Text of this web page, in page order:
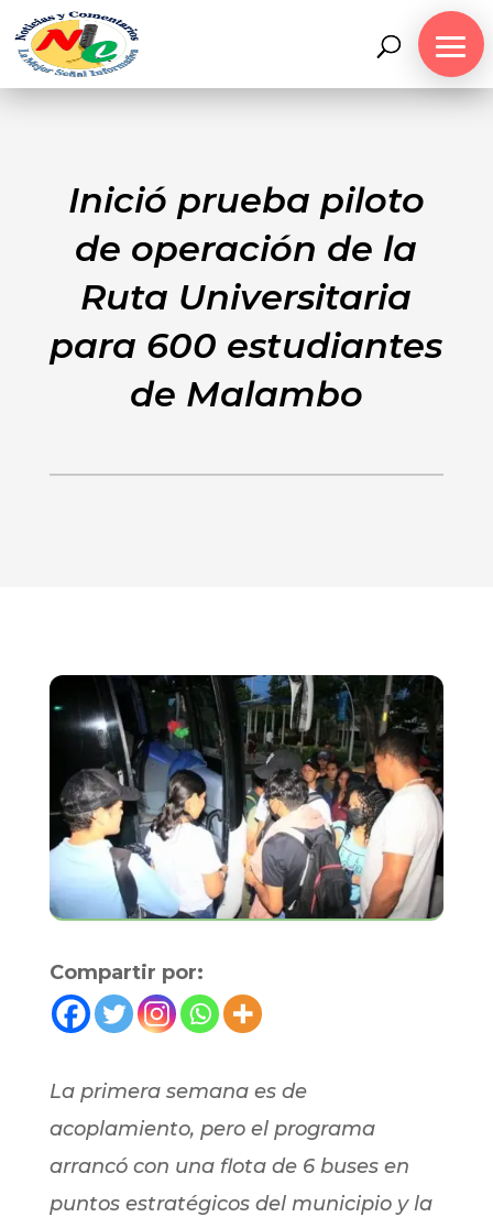
Inició prueba piloto
de operación de la
Ruta Universitaria
para 600 estudiantes
de Malambo
Compartir por:
La primera semana es de
acoplamiento, pero el programa
arrancó con una flota de 6 buses en
puntos estratégicos del municipio y la